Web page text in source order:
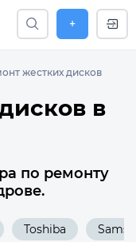
+
жестких дисков
в
по ремонту
Toshiba